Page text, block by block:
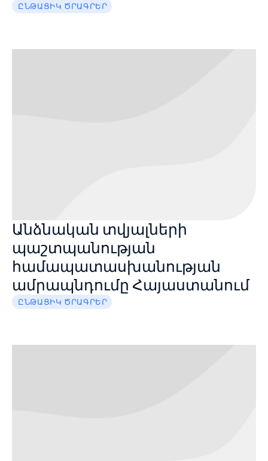
ԸՆԹԱՑԻԿ ԾՐԱԳՐԵՐ
Անձնական տվյալների
պաշտպանության
համապատասխանության
ամրապնդումը Հայաստանում
ԸՆԹԱՑԻԿ ԾՐԱԳՐԵՐ